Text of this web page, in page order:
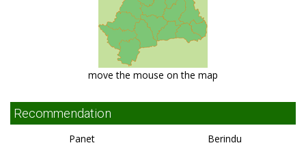
move the mouse on the map
Recommendation
Panet Berindu